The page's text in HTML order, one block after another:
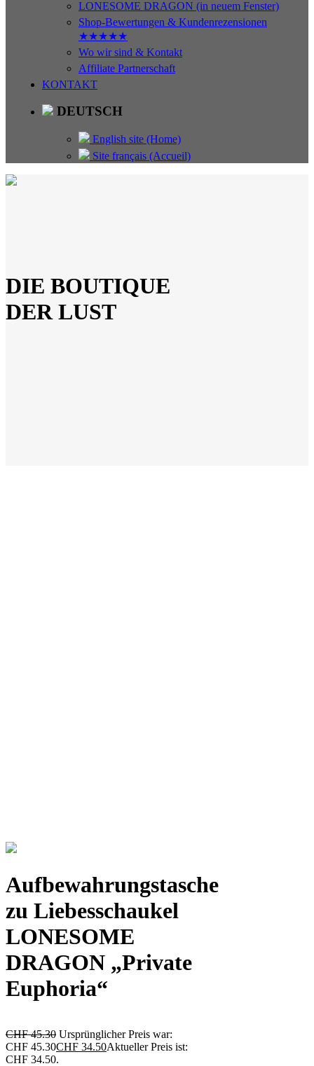
LONESOME DRAGON (in neuem Fenster)
Shop-Bewertungen & Kundenrezensionen
★★★★★
Wo wir sind & Kontakt
Affiliate Partnerschaft
KONTAKT
DEUTSCH
English site (Home)
Site français (Accueil)
DIE BOUTIQUE
DER LUST
Aufbewahrungstasche
zu Liebesschaukel
LONESOME
DRAGON „Private
Euphoria“
CHF45.30 Ursprünglicher Preis war:
CHF 45.30CHF 34.50Aktueller Preis ist:
CHF 34.50.